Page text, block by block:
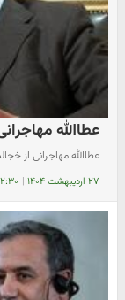
عطاالله
عطاالله مهاجرانی از
۲۷ اردیبهشت ۱۴۰۴ |